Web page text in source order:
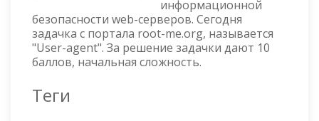
информационной
безопасности web-серверов. Сегодня
задачка с портала root-me.org, называется
"User-agent". За решение задачки дают 10
баллов, начальная сложность.
Теги